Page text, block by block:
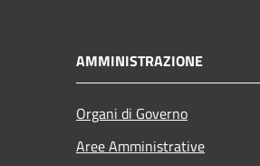
AMMINISTRAZIONE
Organi di Governo
Aree Amministrative